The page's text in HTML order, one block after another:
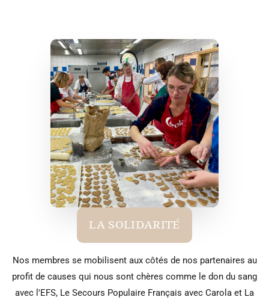
NOUS SOMMES UNIS POUR...
LA SOLIDARITÉ
Nos membres se mobilisent aux côtés de nos partenaires au
profit de causes qui nous sont chères comme le don du sang
avec l'EFS, Le Secours Populaire Français avec Carola et La